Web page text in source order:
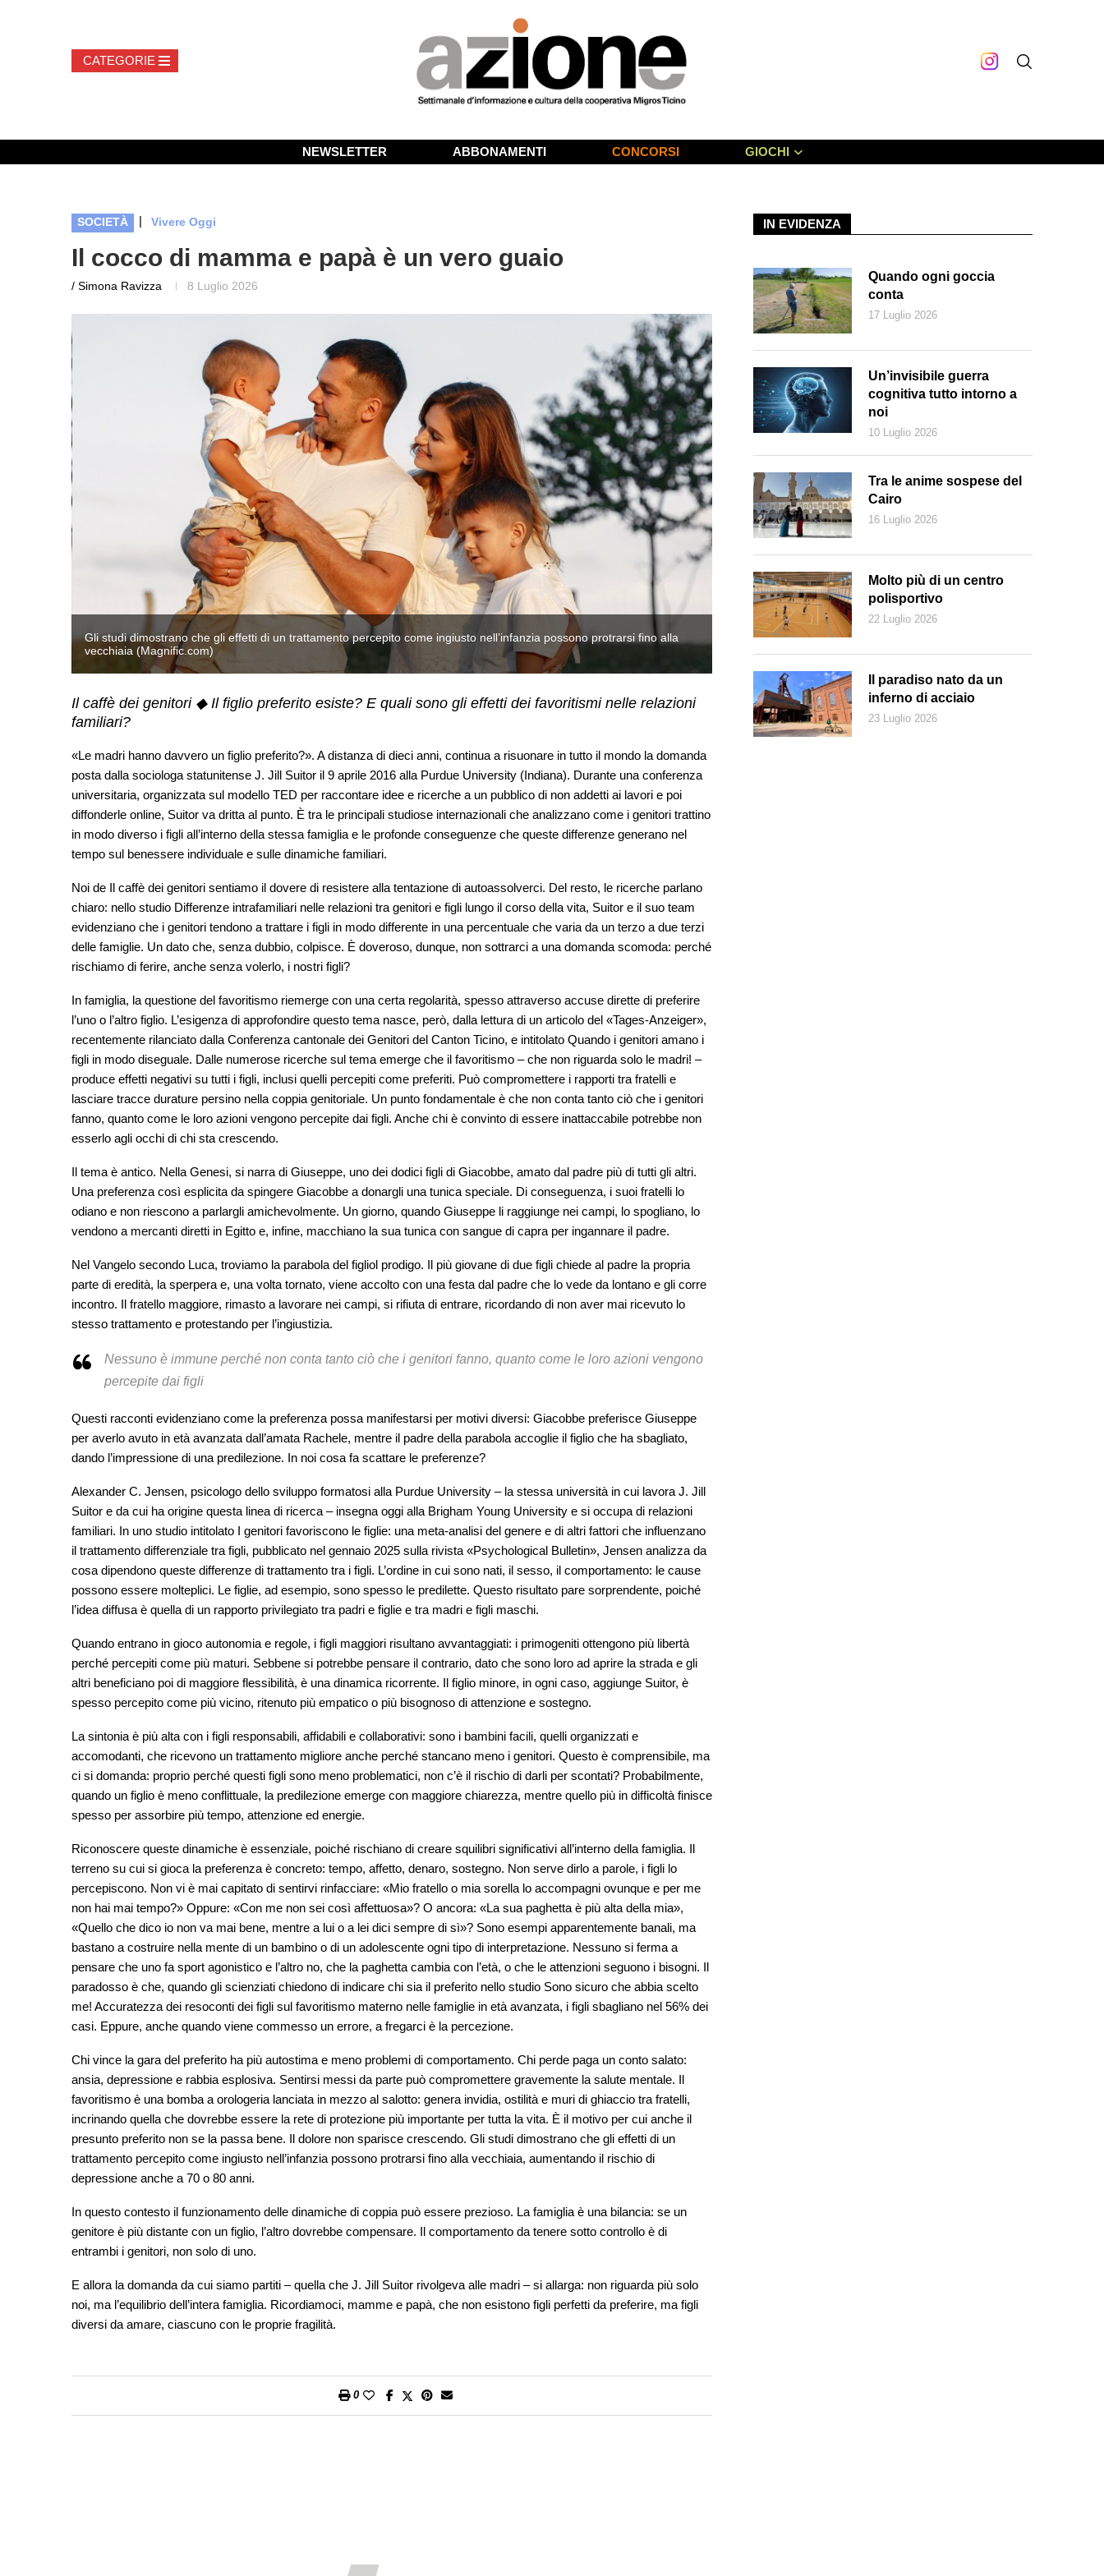
NEWSLETTER ABBONAMENTI CONCORSI GIOCHI
SOCIETÀ | Vivere Oggi
Il cocco di mamma e papà è un vero guaio
/ Simona Ravizza 8 Luglio 2026
Gli studi dimostrano che gli effetti di un trattamento percepito come ingiusto nell’infanzia possono protrarsi fino alla
vecchiaia (Magnific.com)
Gli studi dimostrano che gli effetti di un trattamento percepito come
vecchiaia (Magnific.com)
Il caffè dei genitori ◆ Il figlio preferito esiste? E quali sono gli effetti dei favoritismi nelle relazioni
familiari?
«Le madri hanno davvero un figlio preferito?». A distanza di dieci anni, continua a risuonare in tutto il mondo la domanda
posta dalla sociologa statunitense J. Jill Suitor il 9 aprile 2016 alla Purdue University (Indiana). Durante una conferenza
universitaria, organizzata sul modello TED per raccontare idee e ricerche a un pubblico di non addetti ai lavori e poi
diffonderle online, Suitor va dritta al punto. È tra le principali studiose internazionali che analizzano come i genitori trattino
in modo diverso i figli all’interno della stessa famiglia e le profonde conseguenze che queste differenze generano nel
tempo sul benessere individuale e sulle dinamiche familiari.
Noi de Il caffè dei genitori sentiamo il dovere di resistere alla tentazione di autoassolverci. Del resto, le ricerche parlano
chiaro: nello studio Differenze intrafamiliari nelle relazioni tra genitori e figli lungo il corso della vita, Suitor e il suo team
evidenziano che i genitori tendono a trattare i figli in modo differente in una percentuale che varia da un terzo a due terzi
delle famiglie. Un dato che, senza dubbio, colpisce. È doveroso, dunque, non sottrarci a una domanda scomoda: perché
rischiamo di ferire, anche senza volerlo, i nostri figli?
In famiglia, la questione del favoritismo riemerge con una certa regolarità, spesso attraverso accuse dirette di preferire
l’uno o l’altro figlio. L’esigenza di approfondire questo tema nasce, però, dalla lettura di un articolo del «Tages-Anzeiger»,
recentemente rilanciato dalla Conferenza cantonale dei Genitori del Canton Ticino, e intitolato Quando i genitori amano i
figli in modo diseguale. Dalle numerose ricerche sul tema emerge che il favoritismo – che non riguarda solo le madri! –
produce effetti negativi su tutti i figli, inclusi quelli percepiti come preferiti. Può compromettere i rapporti tra fratelli e
lasciare tracce durature persino nella coppia genitoriale. Un punto fondamentale è che non conta tanto ciò che i genitori
fanno, quanto come le loro azioni vengono percepite dai figli. Anche chi è convinto di essere inattaccabile potrebbe non
esserlo agli occhi di chi sta crescendo.
Il tema è antico. Nella Genesi, si narra di Giuseppe, uno dei dodici figli di Giacobbe, amato dal padre più di tutti gli altri.
Una preferenza così esplicita da spingere Giacobbe a donargli una tunica speciale. Di conseguenza, i suoi fratelli lo
odiano e non riescono a parlargli amichevolmente. Un giorno, quando Giuseppe li raggiunge nei campi, lo spogliano, lo
vendono a mercanti diretti in Egitto e, infine, macchiano la sua tunica con sangue di capra per ingannare il padre.
Nel Vangelo secondo Luca, troviamo la parabola del figliol prodigo. Il più giovane di due figli chiede al padre la propria
parte di eredità, la sperpera e, una volta tornato, viene accolto con una festa dal padre che lo vede da lontano e gli corre
incontro. Il fratello maggiore, rimasto a lavorare nei campi, si rifiuta di entrare, ricordando di non aver mai ricevuto lo
stesso trattamento e protestando per l’ingiustizia.
Nessuno è immune perché non conta tanto ciò che i genitori fanno, quanto come le loro azioni vengono
percepite dai figli
Questi racconti evidenziano come la preferenza possa manifestarsi per motivi diversi: Giacobbe preferisce Giuseppe
per averlo avuto in età avanzata dall’amata Rachele, mentre il padre della parabola accoglie il figlio che ha sbagliato,
dando l’impressione di una predilezione. In noi cosa fa scattare le preferenze?
Alexander C. Jensen, psicologo dello sviluppo formatosi alla Purdue University – la stessa università in cui lavora J. Jill
Suitor e da cui ha origine questa linea di ricerca – insegna oggi alla Brigham Young University e si occupa di relazioni
familiari. In uno studio intitolato I genitori favoriscono le figlie: una meta-analisi del genere e di altri fattori che influenzano
il trattamento differenziale tra figli, pubblicato nel gennaio 2025 sulla rivista «Psychological Bulletin», Jensen analizza da
cosa dipendono queste differenze di trattamento tra i figli. L’ordine in cui sono nati, il sesso, il comportamento: le cause
possono essere molteplici. Le figlie, ad esempio, sono spesso le predilette. Questo risultato pare sorprendente, poiché
l’idea diffusa è quella di un rapporto privilegiato tra padri e figlie e tra madri e figli maschi.
Quando entrano in gioco autonomia e regole, i figli maggiori risultano avvantaggiati: i primogeniti ottengono più libertà
perché percepiti come più maturi. Sebbene si potrebbe pensare il contrario, dato che sono loro ad aprire la strada e gli
altri beneficiano poi di maggiore flessibilità, è una dinamica ricorrente. Il figlio minore, in ogni caso, aggiunge Suitor, è
spesso percepito come più vicino, ritenuto più empatico o più bisognoso di attenzione e sostegno.
La sintonia è più alta con i figli responsabili, affidabili e collaborativi: sono i bambini facili, quelli organizzati e
accomodanti, che ricevono un trattamento migliore anche perché stancano meno i genitori. Questo è comprensibile, ma
ci si domanda: proprio perché questi figli sono meno problematici, non c’è il rischio di darli per scontati? Probabilmente,
quando un figlio è meno conflittuale, la predilezione emerge con maggiore chiarezza, mentre quello più in difficoltà finisce
spesso per assorbire più tempo, attenzione ed energie.
Riconoscere queste dinamiche è essenziale, poiché rischiano di creare squilibri significativi all’interno della famiglia. Il
terreno su cui si gioca la preferenza è concreto: tempo, affetto, denaro, sostegno. Non serve dirlo a parole, i figli lo
percepiscono. Non vi è mai capitato di sentirvi rinfacciare: «Mio fratello o mia sorella lo accompagni ovunque e per me
non hai mai tempo?» Oppure: «Con me non sei così affettuosa»? O ancora: «La sua paghetta è più alta della mia»,
«Quello che dico io non va mai bene, mentre a lui o a lei dici sempre di sì»? Sono esempi apparentemente banali, ma
bastano a costruire nella mente di un bambino o di un adolescente ogni tipo di interpretazione. Nessuno si ferma a
pensare che uno fa sport agonistico e l’altro no, che la paghetta cambia con l’età, o che le attenzioni seguono i bisogni. Il
paradosso è che, quando gli scienziati chiedono di indicare chi sia il preferito nello studio Sono sicuro che abbia scelto
me! Accuratezza dei resoconti dei figli sul favoritismo materno nelle famiglie in età avanzata, i figli sbagliano nel 56% dei
casi. Eppure, anche quando viene commesso un errore, a fregarci è la percezione.
Chi vince la gara del preferito ha più autostima e meno problemi di comportamento. Chi perde paga un conto salato:
ansia, depressione e rabbia esplosiva. Sentirsi messi da parte può compromettere gravemente la salute mentale. Il
favoritismo è una bomba a orologeria lanciata in mezzo al salotto: genera invidia, ostilità e muri di ghiaccio tra fratelli,
incrinando quella che dovrebbe essere la rete di protezione più importante per tutta la vita. È il motivo per cui anche il
presunto preferito non se la passa bene. Il dolore non sparisce crescendo. Gli studi dimostrano che gli effetti di un
trattamento percepito come ingiusto nell’infanzia possono protrarsi fino alla vecchiaia, aumentando il rischio di
depressione anche a 70 o 80 anni.
In questo contesto il funzionamento delle dinamiche di coppia può essere prezioso. La famiglia è una bilancia: se un
genitore è più distante con un figlio, l’altro dovrebbe compensare. Il comportamento da tenere sotto controllo è di
entrambi i genitori, non solo di uno.
E allora la domanda da cui siamo partiti – quella che J. Jill Suitor rivolgeva alle madri – si allarga: non riguarda più solo
noi, ma l’equilibrio dell’intera famiglia. Ricordiamoci, mamme e papà, che non esistono figli perfetti da preferire, ma figli
diversi da amare, ciascuno con le proprie fragilità.
0
IN EVIDENZA
Quando ogni goccia
conta
17 Luglio 2026
Un’invisibile guerra
cognitiva tutto intorno a
noi
10 Luglio 2026
Tra le anime sospese del
Cairo
16 Luglio 2026
Molto più di un centro
polisportivo
22 Luglio 2026
Il paradiso nato da un
inferno di acciaio
23 Luglio 2026